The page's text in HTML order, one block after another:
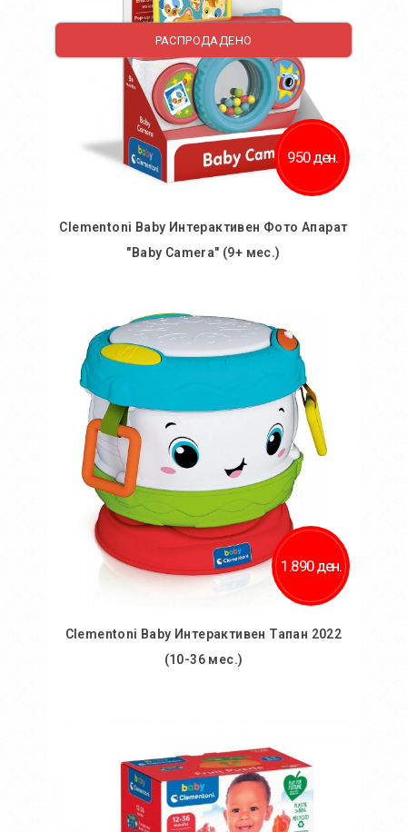
РАСПРОДАДЕНО
950 ден.
Clementoni Baby Интерактивен Фото Апарат
"Baby Camera" (9+ мес.)
Во кошничка
Додај во желби
1.890 ден.
Clementoni Baby Интерактивен Тапан 2022
(10-36 мес.)
Додај во желби
Додај за споредба